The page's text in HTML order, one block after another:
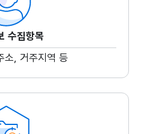
수집항목
소, 거주지역 등